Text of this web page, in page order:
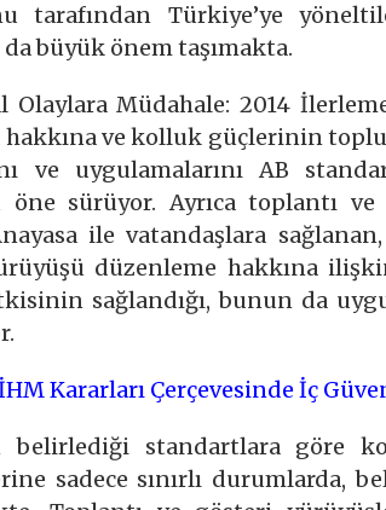
tarafından Türkiye’ye
da büyük önem taşımakta.
Olaylara Müdahale: 2014
ve kolluk güçlerinin
ve uygulamalarını AB
öne sürüyor. Ayrıca toplantı
ile vatandaşlara
düzenleme hakkına
sağlandığı, bunun da
Kararları Çerçevesinde İç
belirlediği standartlara göre
sadece sınırlı durumlarda,